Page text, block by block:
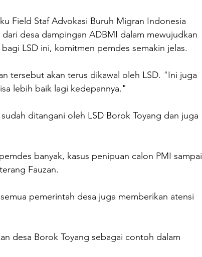
Field Staf Advokasi Buruh Migran Indonesia
desa dampingan ADBMI dalam mewujudkan
LSD ini, komitmen pemdes semakin jelas.
tersebut akan terus dikawal oleh LSD. "Ini juga
lebih baik lagi kedepannya."
ditangani oleh LSD Borok Toyang dan juga
banyak, kasus penipuan calon PMI sampai
Fauzan.
pemerintah desa juga memberikan atensi
desa Borok Toyang sebagai contoh dalam